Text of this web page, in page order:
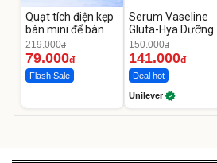
Quạt tích điện kẹp
bàn mini để bàn
219.000đ
79.000đ
Flash Sale
Serum Vaseline
Gluta-Hya Dưỡng
Da Sáng Mịn Sau 7
Ngày
150.000đ
141.000đ
Deal hot
Unilever